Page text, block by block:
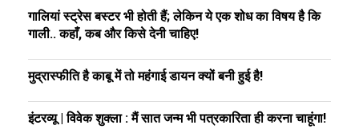
गालियां स्ट्रेस बस्टर भी होती हैं; लेकिन ये एक शोध का विषय है कि
गाली.. कहाँ, कब और किसे देनी चाहिए!
मुद्रास्फीति है काबू में तो महंगाई डायन क्यों बनी हुई है!
इंटरव्यू | विवेक शुक्ला : मैं सात जन्म भी पत्रकारिता ही करना चाहूंगा!